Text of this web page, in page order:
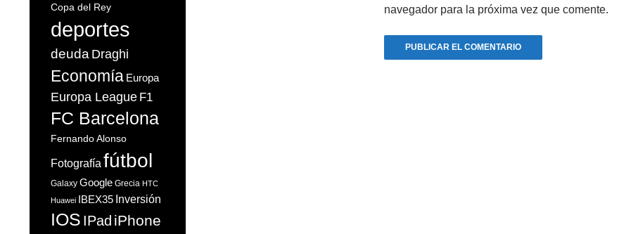
navegador para la próxima vez que comente.
Copa del Rey
deportes
deuda Draghi
Economía Europa
Europa League F1
FC Barcelona
Fernando Alonso
Fotografía fútbol
Galaxy Google Grecia HTC
Huawei IBEX35 Inversión
IOS IPad iPhone